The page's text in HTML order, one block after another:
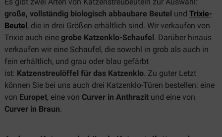
große, vollständig biologisch abbaubare Beutel und Trixie-
Beutel , die in drei Größen erhältlich sind. Wir verkaufen von
Trixie auch eine grobe Katzenklo-Schaufel . Darüber hinaus
verkaufen wir eine Schaufel, die sowohl in grob als auch in
fein erhältlich, und grau oder blau gefärbt
ist: Katzenstreulöffel für das Katzenklo. Zu guter Letzt
können Sie bei uns auch drei Katzenklo-Türen bestellen: eine
von Europet, eine von Curver in Anthrazit und eine von
Curver in Braun.